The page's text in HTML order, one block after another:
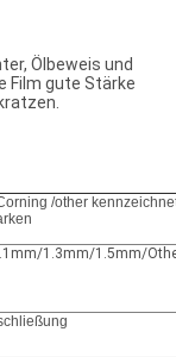
Ölbeweis und
Film gute Stärke
/other
1.3mm/1.5mm/